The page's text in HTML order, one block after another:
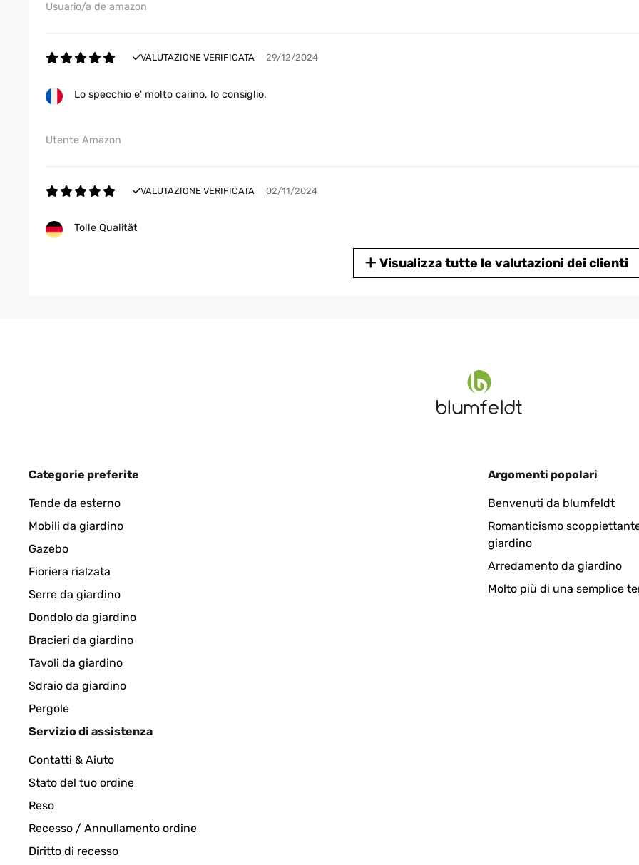
Usuario/a de amazon
VALUTAZIONE VERIFICATA 29/12/2024
Lo specchio e' molto carino, lo consiglio.
Utente Amazon
VALUTAZIONE VERIFICATA 02/11/2024
Tolle Qualität
Grazie, non so come esprimere la mia soddisfazione, per me era un problema stampare etichetta. La soluzione
ottima. Grazie.
Utente Amazon
VALUTAZIONE VERIFICATA
Suite a un problème avec le miroir le SAV a été très rapide et performant. Je recommande pour le sérieux.
Utilisateur d'Amazon
Visualizza tutte le valutazioni dei clienti
Categorie preferite
Tende da esterno
Mobili da giardino
Gazebo
Fioriera rialzata
Serre da giardino
Dondolo da giardino
Bracieri da giardino
Tavoli da giardino
Sdraio da giardino
Pergole
Argomenti popolari
Benvenuti da blumfeldt
Romanticismo
giardino
Arredamento da giardino
Molto più di una semplice
Servizio di assistenza
Contatti & Aiuto
Stato del tuo ordine
Reso
Recesso / Annullamento ordine
Diritto di recesso